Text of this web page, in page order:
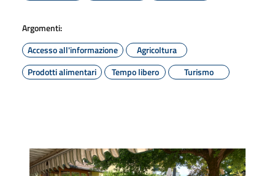
Argomenti:
Accesso all'informazione
Agricoltura
Prodotti alimentari
Tempo libero Turismo